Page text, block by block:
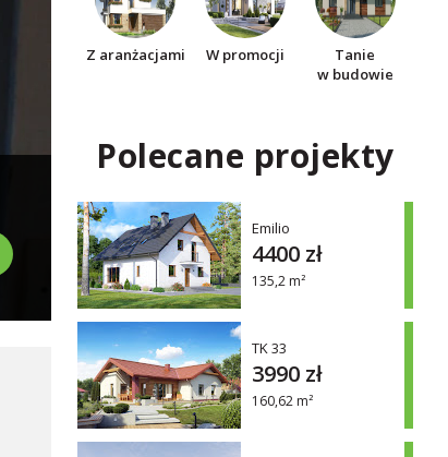
Z aranżacjami W promocji
Tanie
w budowie
Polecane projekty
Emilio
135,2 m²
4400 zł
TK 33
160,62 m²
3990 zł